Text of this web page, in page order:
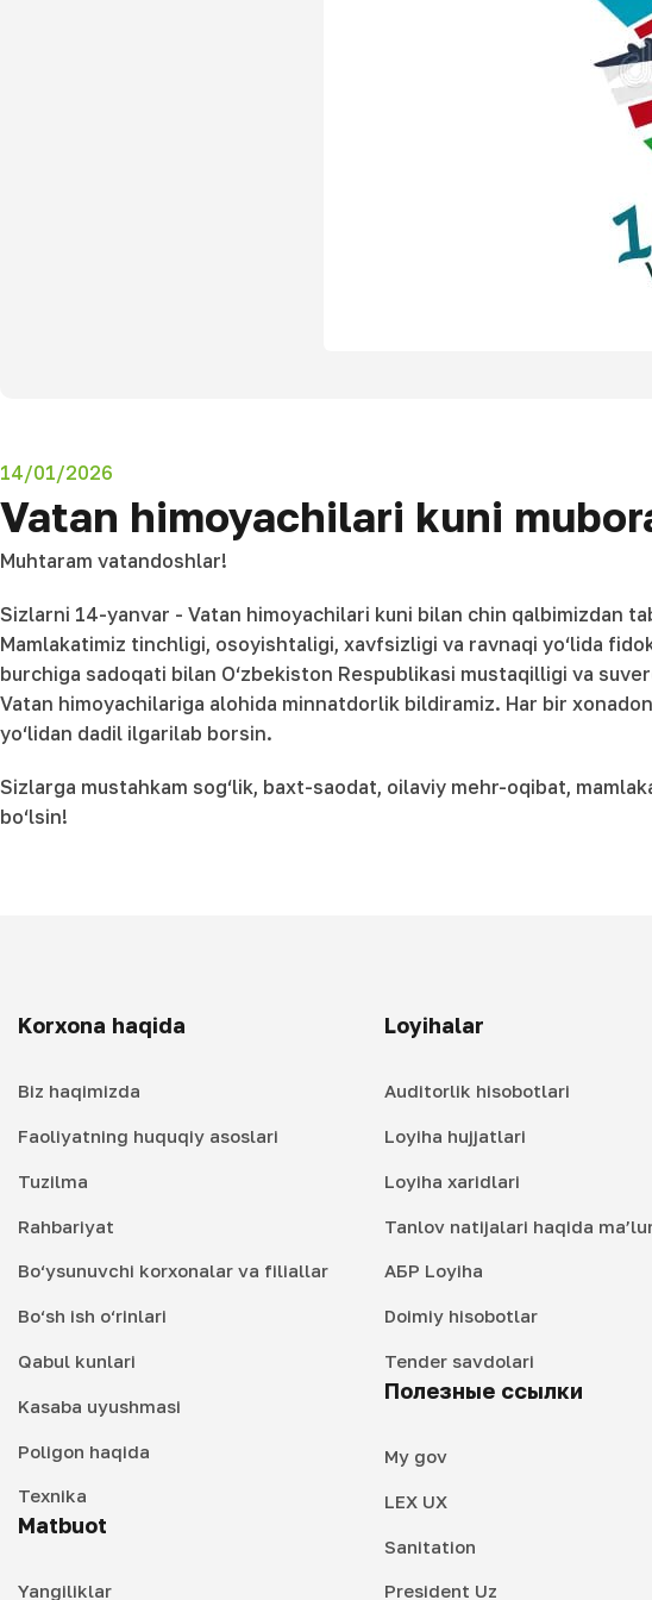
14/01/2026
Vatan himoyachilari kuni
Muhtaram vatandoshlar!
Sizlarni 14-yanvar - Vatan himoyachilari kuni bilan chin qalbimizdan
Mamlakatimiz tinchligi, osoyishtaligi, xavfsizligi va ravnaqi yo‘lida
burchiga sadoqati bilan O‘zbekiston Respublikasi mustaqilligi va
Vatan himoyachilariga alohida minnatdorlik bildiramiz. Har bir
yo‘lidan dadil ilgarilab borsin.
Sizlarga mustahkam sog‘lik, baxt-saodat, oilaviy mehr-oqibat,
bo‘lsin!
Korxona haqida
Biz haqimizda
Faoliyatning huquqiy asoslari
Tuzilma
Rahbariyat
Bo‘ysunuvchi korxonalar va filiallar
Bo‘sh ish o‘rinlari
Qabul kunlari
Kasaba uyushmasi
Poligon haqida
Texnika
Matbuot
Yangiliklar
Loyihalar
Auditorlik hisobotlari
Loyiha hujjatlari
Loyiha xaridlari
Tanlov natijalari haqida
АБР Loyiha
Doimiy hisobotlar
Tender savdolari
Полезные ссылки
My gov
LEX UX
Sanitation
President Uz